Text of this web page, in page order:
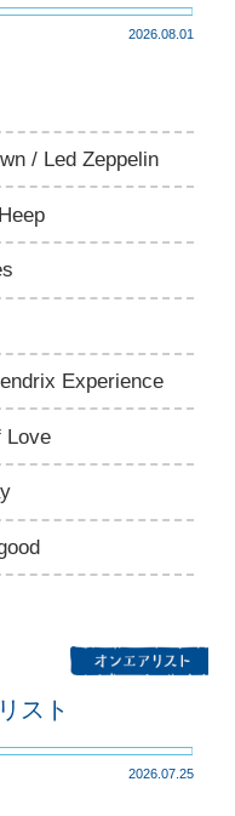
2026.08.01
/ Led Zeppelin
Experience
Love
スト
2026.07.25